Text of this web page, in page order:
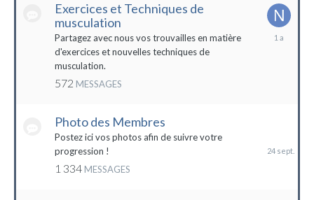
Exercices et Techniques de
musculation
Partagez avec nous vos trouvailles en matière
d'exercices et nouvelles techniques de
musculation.
572 MESSAGES
25
Photo des Membres
Postez ici vos photos afin de suivre votre
progression !
1 334 MESSAGES
2023